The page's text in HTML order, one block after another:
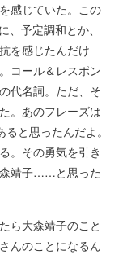
感じていた。この
予定調和とか、
を感じたんだけ
コール＆レスポン
代名詞。ただ、そ
。あのフレーズは
と思ったんだよ。
。その勇気を引き
森靖子……と思った
ら大森靖子のこと
んのことになるん